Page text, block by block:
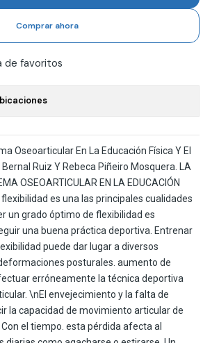
Comprar ahora
de favoritos
Oseoarticular En La Educación Física Y El
Ruiz Y Rebeca Piñeiro Mosquera. LA
OSEOARTICULAR EN LA EDUCACIÓN
flexibilidad es una las principales cualidades
un grado óptimo de flexibilidad es
una buena práctica deportiva. Entrenar
puede dar lugar a diversos
posturales. aumento de
erróneamente la técnica deportiva
\nEl envejecimiento y la falta de
la capacidad de movimiento articular de
el tiempo. esta pérdida afecta al